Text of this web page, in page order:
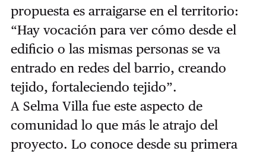
propuesta es arraigarse en el territorio:
“Hay vocación para ver cómo desde el
edificio o las mismas personas se va
entrado en redes del barrio, creando
tejido, fortaleciendo tejido”.
A Selma Villa fue este aspecto de
comunidad lo que más le atrajo del
proyecto. Lo conoce desde su primera